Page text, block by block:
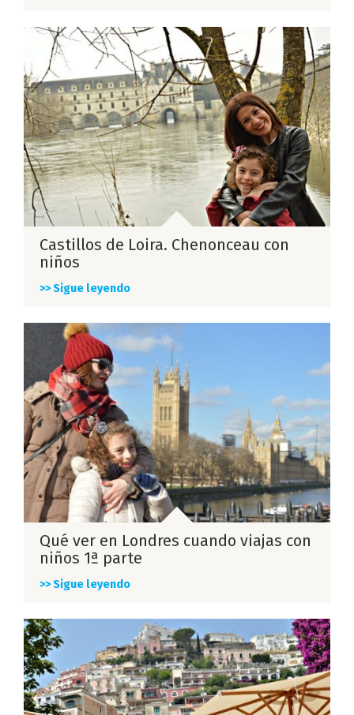
Castillos de Loira. Chenonceau con
niños
>> Sigue leyendo
Qué ver en Londres cuando viajas con
niños 1ª parte
>> Sigue leyendo